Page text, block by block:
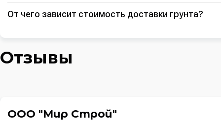
От чего зависит стоимость доставки грунта?
Отзывы
ООО "Мир Строй"